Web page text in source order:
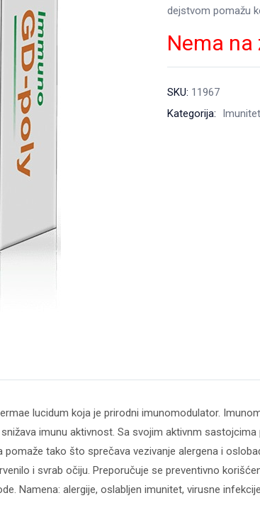
dejstvom pomažu
Nema
SKU: 11967
Kategorija:
Imunitet
lucidum koja je prirodni imunomodulator.
imunu aktivnost. Sa svojim aktivnm
tako što sprečava vezivanje alergena i
i svrab očiju. Preporučuje se preventivno
Namena: alergije, oslabljen imunitet, virusne